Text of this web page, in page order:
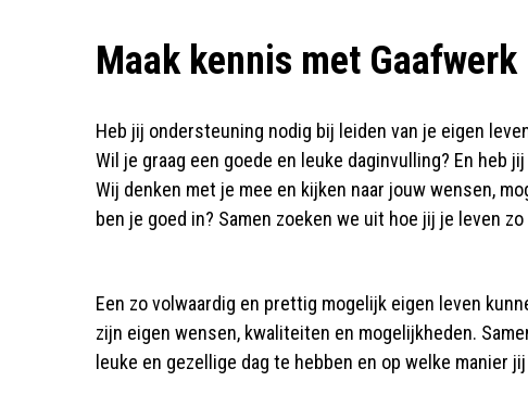
Maak kennis met Gaafwerk
Heb jij ondersteuning nodig bij leiden van je eigen
Wil je graag een goede en leuke daginvulling? En heb
Wij denken met je mee en kijken naar jouw wensen,
ben je goed in? Samen zoeken we uit hoe jij je leven
Een zo volwaardig en prettig mogelijk eigen leven
zijn eigen wensen, kwaliteiten en mogelijkheden.
leuke en gezellige dag te hebben en op welke manier